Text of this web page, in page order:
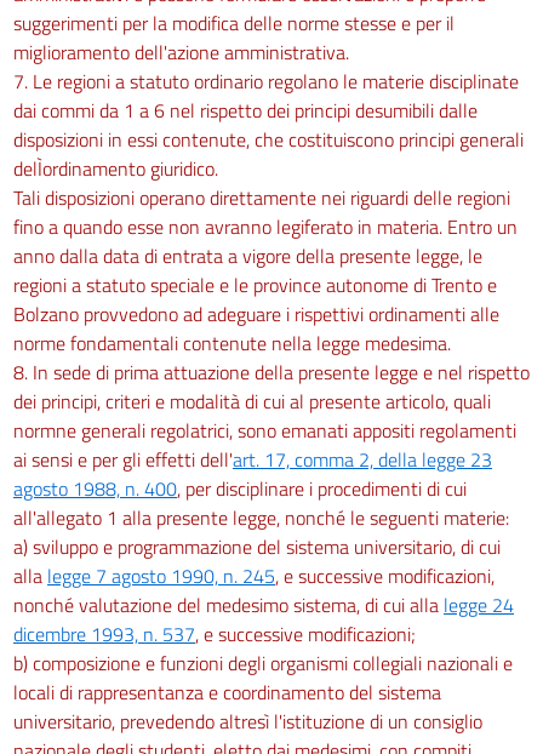
suggerimenti per la modifica delle norme stesse e per il
miglioramento dell'azione amministrativa.
7. Le regioni a statuto ordinario regolano le materie disciplinate
dai commi da 1 a 6 nel rispetto dei principi desumibili dalle
disposizioni in essi contenute, che costituiscono principi generali
delÌordinamento giuridico.
Tali disposizioni operano direttamente nei riguardi delle regioni
fino a quando esse non avranno legiferato in materia. Entro un
anno dalla data di entrata a vigore della presente legge, le
regioni a statuto speciale e le province autonome di Trento e
Bolzano provvedono ad adeguare i rispettivi ordinamenti alle
norme fondamentali contenute nella legge medesima.
8. In sede di prima attuazione della presente legge e nel rispetto
dei principi, criteri e modalità di cui al presente articolo, quali
normne generali regolatrici, sono emanati appositi regolamenti
ai sensi e per gli effetti dell'art. 17, comma 2, della legge 23
agosto 1988, n. 400, per disciplinare i procedimenti di cui
all'allegato 1 alla presente legge, nonché le seguenti materie:
a) sviluppo e programmazione del sistema universitario, di cui
alla legge 7 agosto 1990, n. 245, e successive modificazioni,
nonché valutazione del medesimo sistema, di cui alla legge 24
dicembre 1993, n. 537, e successive modificazioni;
b) composizione e funzioni degli organismi collegiali nazionali e
locali di rappresentanza e coordinamento del sistema
universitario, prevedendo altresì l'istituzione di un consiglio